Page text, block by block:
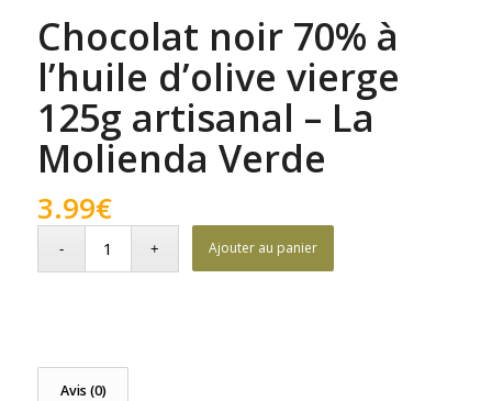
Chocolat noir 70% à
l’huile d’olive vierge
125g artisanal – La
Molienda Verde
3.99€
Ajouter au panier
Avis (0)